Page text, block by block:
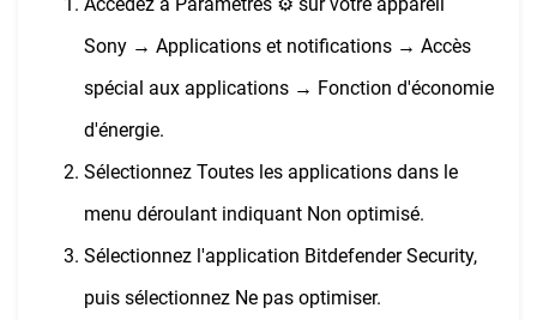
Accédez à Paramètres ⚙︎ sur votre appareil
Sony → Applications et notifications → Accès
spécial aux applications → Fonction d'économie
d'énergie.
Sélectionnez Toutes les applications dans le
menu déroulant indiquant Non optimisé.
Sélectionnez l'application Bitdefender Security,
puis sélectionnez Ne pas optimiser.